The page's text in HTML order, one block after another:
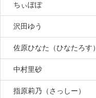
ちぃぽぽ
沢田ゆう
佐原ひなた（ひなたろす）
中村里砂
指原莉乃（さっしー）